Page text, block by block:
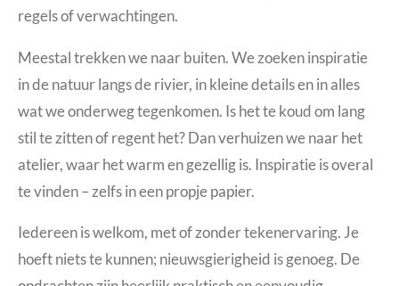
regels of verwachtingen.
Meestal trekken we naar buiten. We zoeken inspiratie
in de natuur langs de rivier, in kleine details en in alles
wat we onderweg tegenkomen. Is het te koud om lang
stil te zitten of regent het? Dan verhuizen we naar het
atelier, waar het warm en gezellig is. Inspiratie is overal
te vinden – zelfs in een propje papier.
Iedereen is welkom, met of zonder tekenervaring. Je
hoeft niets te kunnen; nieuwsgierigheid is genoeg. De